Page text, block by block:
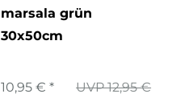
marsala grün
30x50cm
UVP 12,95 €
10,95 € *